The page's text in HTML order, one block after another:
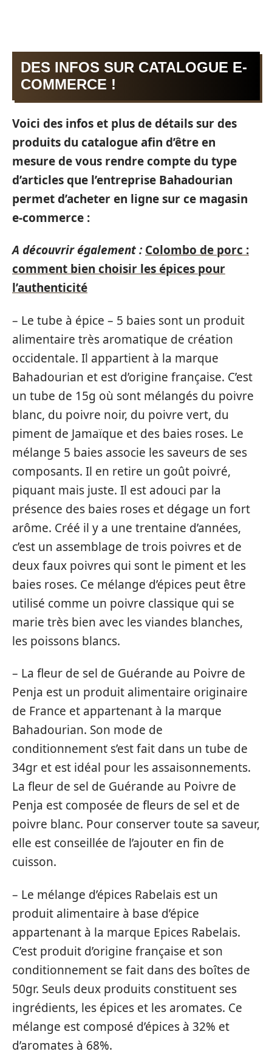
DES INFOS SUR CATALOGUE E-
COMMERCE !
Voici des infos et plus de détails sur des
produits du catalogue afin d’être en
mesure de vous rendre compte du type
d’articles que l’entreprise Bahadourian
permet d’acheter en ligne sur ce magasin
e-commerce :
A découvrir également : Colombo de porc :
comment bien choisir les épices pour
l’authenticité
– Le tube à épice – 5 baies sont un produit
alimentaire très aromatique de création
occidentale. Il appartient à la marque
Bahadourian et est d’origine française. C’est
un tube de 15g où sont mélangés du poivre
blanc, du poivre noir, du poivre vert, du
piment de Jamaïque et des baies roses. Le
mélange 5 baies associe les saveurs de ses
composants. Il en retire un goût poivré,
piquant mais juste. Il est adouci par la
présence des baies roses et dégage un fort
arôme. Créé il y a une trentaine d’années,
c’est un assemblage de trois poivres et de
deux faux poivres qui sont le piment et les
baies roses. Ce mélange d’épices peut être
utilisé comme un poivre classique qui se
marie très bien avec les viandes blanches,
les poissons blancs.
– La fleur de sel de Guérande au Poivre de
Penja est un produit alimentaire originaire
de France et appartenant à la marque
Bahadourian. Son mode de
conditionnement s’est fait dans un tube de
34gr et est idéal pour les assaisonnements.
La fleur de sel de Guérande au Poivre de
Penja est composée de fleurs de sel et de
poivre blanc. Pour conserver toute sa saveur,
elle est conseillée de l’ajouter en fin de
cuisson.
– Le mélange d’épices Rabelais est un
produit alimentaire à base d’épice
appartenant à la marque Epices Rabelais.
C’est produit d’origine française et son
conditionnement se fait dans des boîtes de
50gr. Seuls deux produits constituent ses
ingrédients, les épices et les aromates. Ce
mélange est composé d’épices à 32% et
d’aromates à 68%.